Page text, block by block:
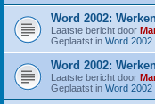
Word 2002:
Laatste bericht door
Geplaatst in Word 2002
Word 2002:
Laatste bericht door
Geplaatst in Word 2002